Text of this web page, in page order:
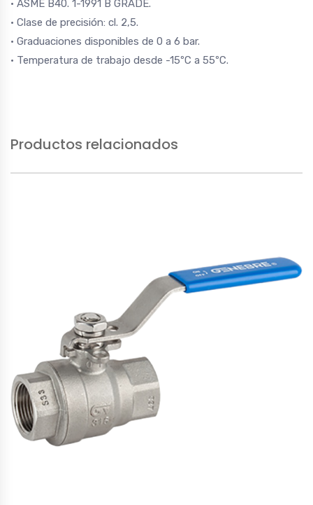
• ASME B40. 1-1991 B GRADE.
• Clase de precisión: cl. 2,5.
• Graduaciones disponibles de 0 a 6 bar.
• Temperatura de trabajo desde -15ºC a 55ºC.
Productos relacionados